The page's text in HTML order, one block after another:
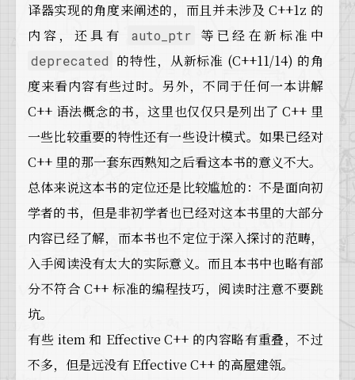
译器实现的角度来阐述的，而且并未涉及 C++1z 的
内容，还具有
auto_ptr 等已经在新标准中
deprecated 的特性，从新标准 (C++11/14) 的角
度来看内容有些过时。另外，不同于任何一本讲解
C++ 语法概念的书，这里也仅仅只是列出了 C++ 里
一些比较重要的特性还有一些设计模式。如果已经对
C++ 里的那一套东西熟知之后看这本书的意义不大。
总体来说这本书的定位还是比较尴尬的：不是面向初
学者的书，但是非初学者也已经对这本书里的大部分
内容已经了解，而本书也不定位于深入探讨的范畴，
入手阅读没有太大的实际意义。而且本书中也略有部
分不符合 C++ 标准的编程技巧，阅读时注意不要跳
坑。
有些 item 和 Effective C++ 的内容略有重叠，不过
不多，但是远没有 Effective C++ 的高屋建瓴。